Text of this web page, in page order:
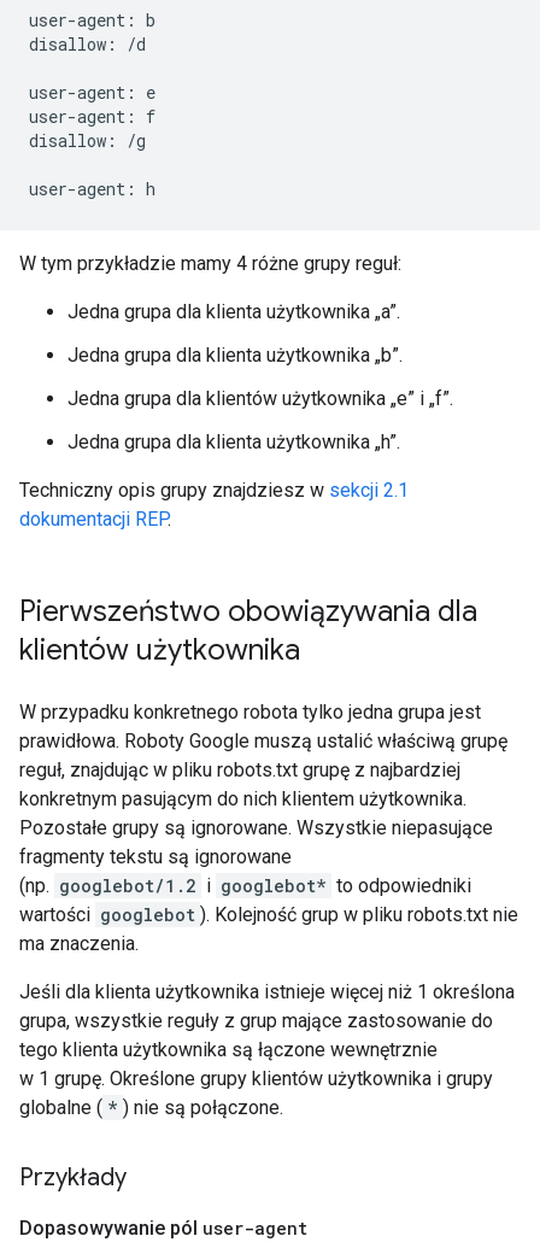
user-agent: b
disallow: /d
user-agent: e
user-agent: f
disallow: /g
W tym przykładzie mamy 4 różne grupy reguł:
Jedna grupa dla klienta użytkownika „a”.
Jedna grupa dla klienta użytkownika „b”.
Jedna grupa dla klientów użytkownika „e” i „f”.
Jedna grupa dla klienta użytkownika „h”.
Techniczny opis grupy znajdziesz w sekcji 2.1
dokumentacji REP.
Pierwszeństwo obowiązywania dla
klientów użytkownika
W przypadku konkretnego robota tylko jedna grupa jest
prawidłowa. Roboty Google muszą ustalić właściwą grupę
reguł, znajdując w pliku robots.txt grupę z najbardziej
konkretnym pasującym do nich klientem użytkownika.
Pozostałe grupy są ignorowane. Wszystkie niepasujące
fragmenty tekstu są ignorowane
(np. googlebot/1.2 i googlebot* to odpowiedniki
wartości googlebot ). Kolejność grup w pliku robots.txt nie
ma znaczenia.
Jeśli dla klienta użytkownika istnieje więcej niż 1 określona
grupa, wszystkie reguły z grup mające zastosowanie do
tego klienta użytkownika są łączone wewnętrznie
w 1 grupę. Określone grupy klientów użytkownika i grupy
globalne ( * ) nie są połączone.
Przykłady
Dopasowywanie pól user-agent